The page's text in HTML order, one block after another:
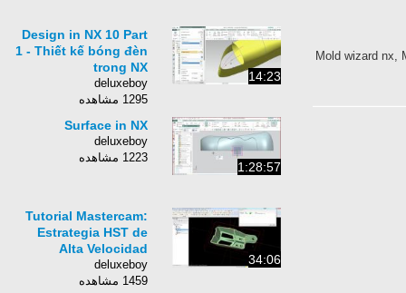
Mold wizard nx,
14:23
Design in NX 10 Part
1 - Thiết kế bóng đèn
trong NX
deluxeboy
1295 مشاهده
1:28:57
Surface in NX
deluxeboy
1223 مشاهده
34:06
Tutorial Mastercam:
Estrategia HST de
Alta Velocidad
deluxeboy
1459 مشاهده